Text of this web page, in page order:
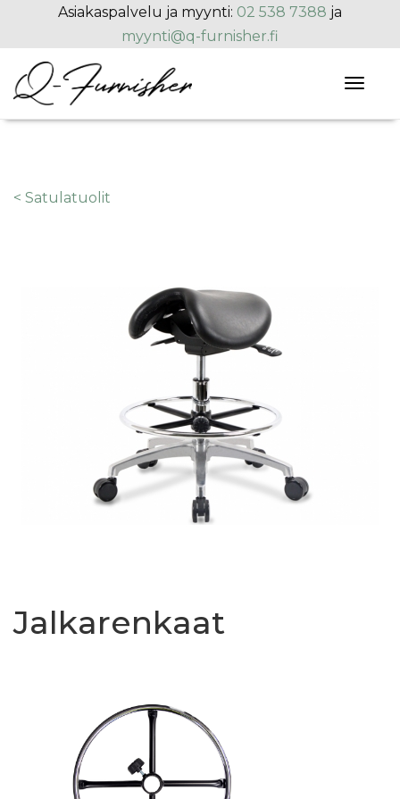
Hyppää pääsisältöön
Asiakaspalvelu ja myynti: 02 538 7388 ja
myynti@q-furnisher.fi
< Satulatuolit
Jalkarenkaat